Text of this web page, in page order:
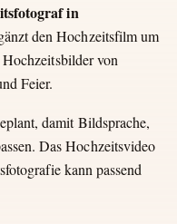
in
den Hochzeitsfilm um
Hochzeitsbilder von
Feier.
damit Bildsprache,
Das Hochzeitsvideo
kann passend